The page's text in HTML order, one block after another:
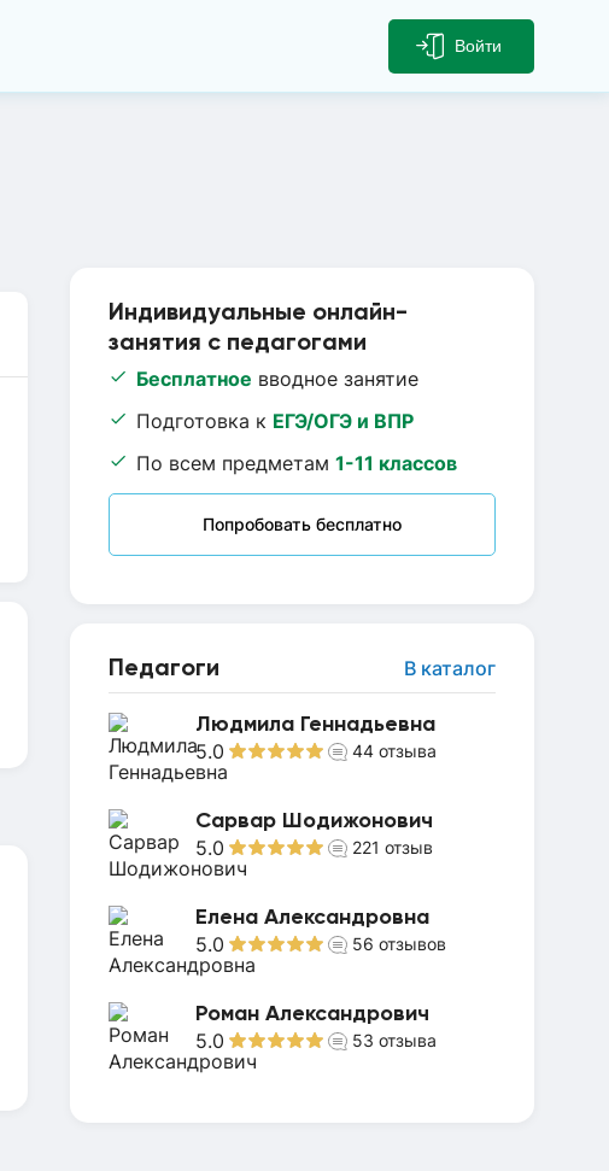
Войти
Индивидуальные онлайн-
занятия с педагогами
Бесплатное вводное занятие
Подготовка к ЕГЭ/ОГЭ и ВПР
По всем предметам 1-11 классов
Попробовать бесплатно
Педагоги В каталог
Людмила Геннадьевна
5.0 44 отзыва
Сарвар Шодижонович
5.0 221 отзыв
Елена Александровна
5.0 56 отзывов
Роман Александрович
5.0 53 отзыва